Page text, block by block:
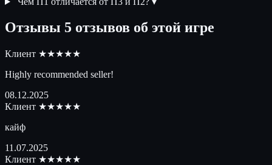
Отзывы 5 отзывов об этой игре
Клиент ★★★★★
Highly recommended seller!
08.12.2025
Клиент ★★★★★
кайф
11.07.2025
Клиент ★★★★★